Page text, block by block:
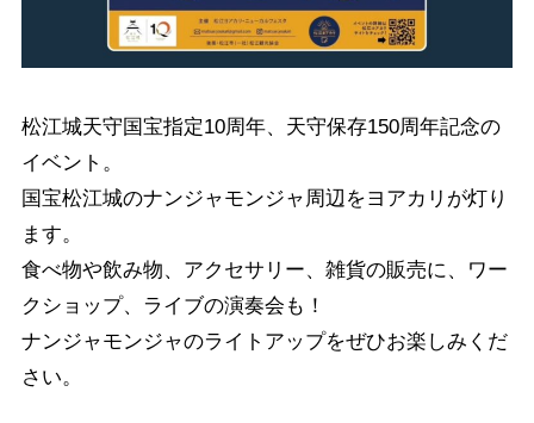
松江城天守国宝指定10周年、天守保存150周年記念の
イベント。
国宝松江城のナンジャモンジャ周辺をヨアカリが灯り
ます。
食べ物や飲み物、アクセサリー、雑貨の販売に、ワー
クショップ、ライブの演奏会も！
ナンジャモンジャのライトアップをぜひお楽しみくだ
さい。